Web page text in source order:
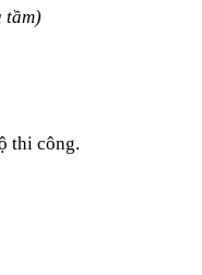
tầm)
thi công.